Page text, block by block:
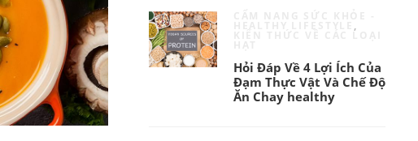
,
KIẾN THỨC VỀ CÁC LOẠI
Hỏi Đáp Về 4 Lợi Ích Của
Đạm Thực Vật Và Chế Độ
Ăn Chay healthy